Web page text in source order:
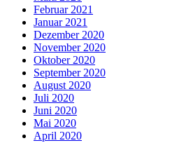
Februar 2021
Januar 2021
Dezember 2020
November 2020
Oktober 2020
September 2020
August 2020
Juli 2020
Juni 2020
Mai 2020
April 2020